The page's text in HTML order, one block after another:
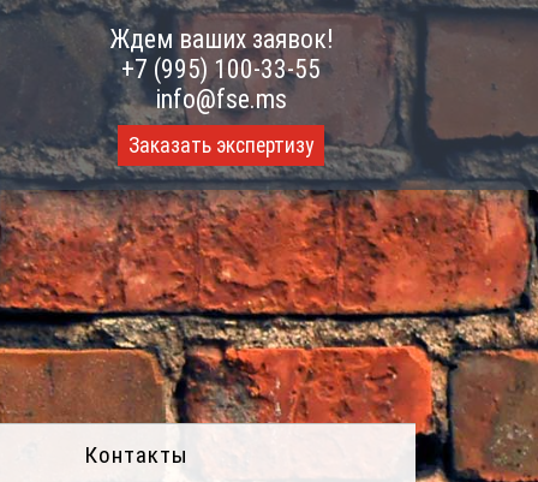
Ждем ваших заявок!
+7 (995) 100-33-55
info@fse.ms
Заказать экспертизу
Контакты